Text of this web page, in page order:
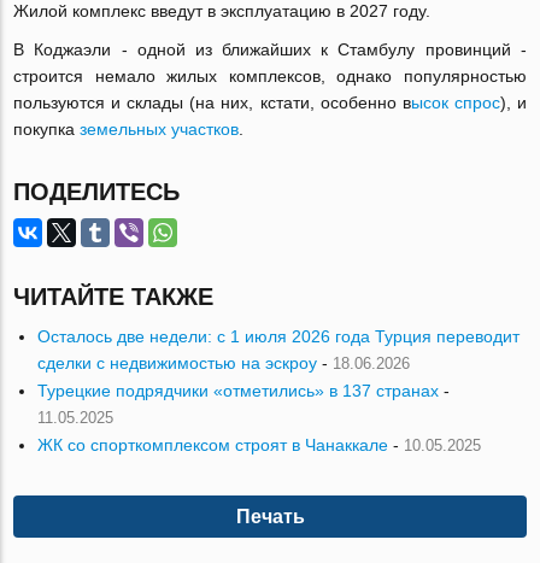
Жилой комплекс введут в эксплуатацию в 2027 году.
В Коджаэли - одной из ближайших к Стамбулу провинций -
строится немало жилых комплексов, однако популярностью
пользуются и склады (на них, кстати, особенно высок спрос), и
покупказемельных участков
ПОДЕЛИТЕСЬ
ЧИТАЙТЕ ТАКЖЕ
Осталось две недели: с 1 июля 2026 года Турция переводит
сделки с недвижимостью на эскроу - 18.06.2026
Турецкие подрядчики «отметились» в 137 странах -
11.05.2025
ЖК со спорткомплексом строят в Чанаккале - 10.05.2025
Печать